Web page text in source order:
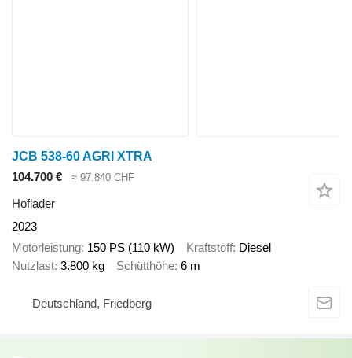
JCB 538-60 AGRI XTRA
104.700 €
≈ 97.840 CHF
Hoflader
2023
Motorleistung 150 PS (110 kW) Kraftstoff Diesel
Nutzlast 3.800 kg Schütthöhe 6 m
Deutschland, Friedberg